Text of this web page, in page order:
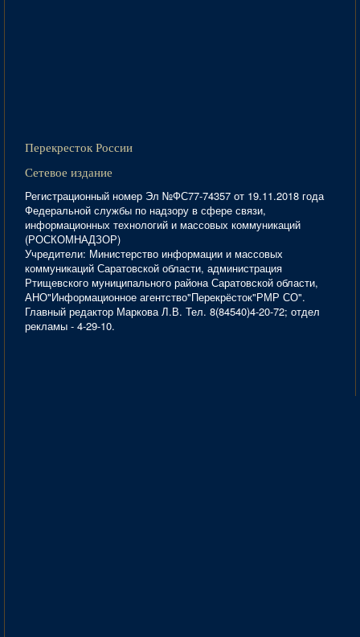
Перекресток России
Сетевое издание
Регистрационный номер Эл №ФС77-74357 от 19.11.2018 года
Федеральной службы по надзору в сфере связи,
информационных технологий и массовых коммуникаций
(РОСКОМНАДЗОР)
Учредители: Министерство информации и массовых
коммуникаций Саратовской области, администрация
Ртищевского муниципального района Саратовской области,
АНО"Информационное агентство"Перекрёсток"РМР СО".
Главный редактор Маркова Л.В. Тел. 8(84540)4-20-72; отдел
рекламы - 4-29-10.